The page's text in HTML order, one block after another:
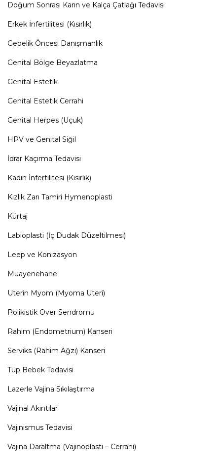
Doğum Sonrası Karın ve Kalça Çatlağı Tedavisi
Erkek İnfertilitesi (Kısırlık)
Gebelik Öncesi Danışmanlık
Genital Bölge Beyazlatma
Genital Estetik
Genital Estetik Cerrahi
Genital Herpes (Uçuk)
HPV ve Genital Siğil
İdrar Kaçırma Tedavisi
Kadın İnfertilitesi (Kısırlık)
Kızlık Zarı Tamiri Hymenoplasti
Kürtaj
Labioplasti (İç Dudak Düzeltilmesi)
Leep ve Konizasyon
Muayenehane
Uterin Myom (Myoma Uteri)
Polikistik Over Sendromu
Rahim (Endometrium) Kanseri
Serviks (Rahim Ağzı) Kanseri
Tüp Bebek Tedavisi
Lazerle Vajina Sıkılaştırma
Vajinal Akıntılar
Vajinismus Tedavisi
Vajina Daraltma (Vajinoplasti – Cerrahi)